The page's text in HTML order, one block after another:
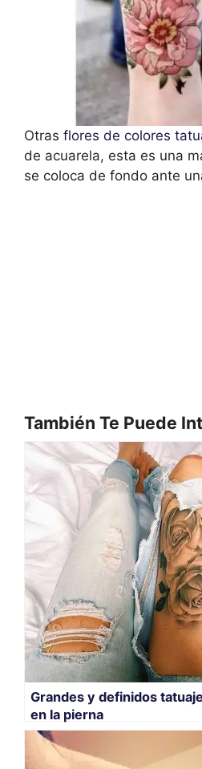
Otras flores de colores
de acuarela, esta es una
se coloca de fondo ante
También Te Puede
Grandes y definidos
en la pierna